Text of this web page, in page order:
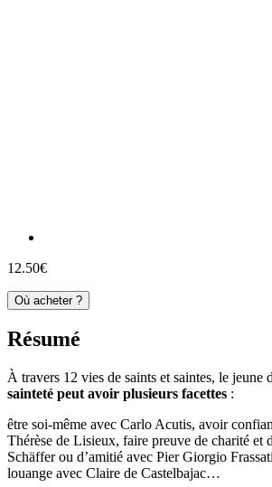
12.50€
Où acheter ?
Résumé
À travers 12 vies de saints et saintes, le jeune
sainteté peut avoir plusieurs facettes :
être soi-même avec Carlo Acutis, avoir
Thérèse de Lisieux, faire preuve de charité et
Schäffer ou d’amitié avec Pier Giorgio
louange avec Claire de Castelbajac…